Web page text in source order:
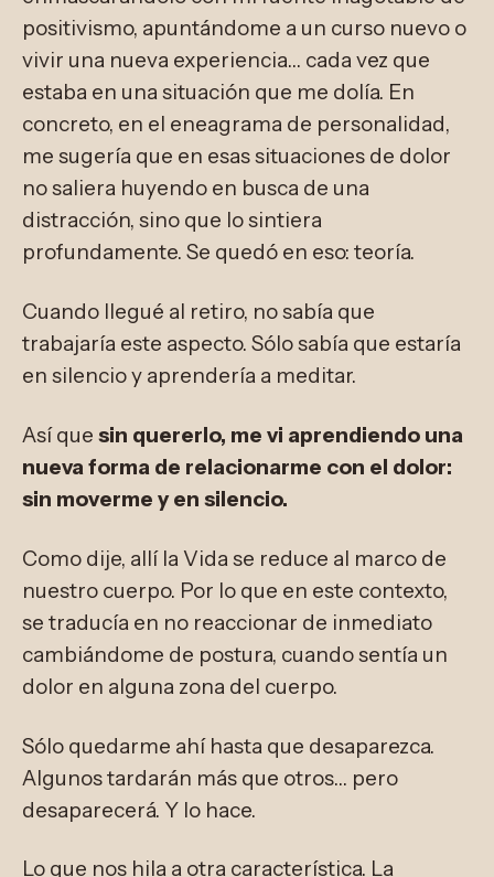
positivismo, apuntándome a un curso nuevo o
vivir una nueva experiencia… cada vez que
estaba en una situación que me dolía. En
concreto, en el eneagrama de personalidad,
me sugería que en esas situaciones de dolor
no saliera huyendo en busca de una
distracción, sino que lo sintiera
profundamente. Se quedó en eso: teoría.
Cuando llegué al retiro, no sabía que
trabajaría este aspecto. Sólo sabía que estaría
en silencio y aprendería a meditar.
Así que sin quererlo, me vi aprendiendo una
nueva forma de relacionarme con el dolor:
sin moverme y en silencio.
Como dije, allí la Vida se reduce al marco de
nuestro cuerpo. Por lo que en este contexto,
se traducía en no reaccionar de inmediato
cambiándome de postura, cuando sentía un
dolor en alguna zona del cuerpo.
Sólo quedarme ahí hasta que desaparezca.
Algunos tardarán más que otros… pero
desaparecerá. Y lo hace.
Lo que nos hila a otra característica. La